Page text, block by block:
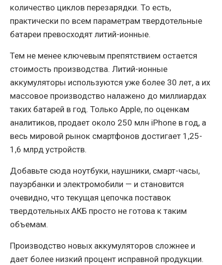
количество циклов перезарядки. То есть,
практически по всем параметрам твердотельные
батареи превосходят литий-ионные.
Тем не менее ключевым препятствием остается
стоимость производства. Литий-ионные
аккумуляторы используются уже более 30 лет, а их
массовое производство налажено до миллиардах
таких батарей в год. Только Apple, по оценкам
аналитиков, продает около 250 млн iPhone в год, а
весь мировой рынок смартфонов достигает 1,25-
1,6 млрд устройств.
Добавьте сюда ноутбуки, наушники, смарт-часы,
пауэрбанки и электромобили — и становится
очевидно, что текущая цепочка поставок
твердотельных АКБ просто не готова к таким
объемам.
Производство новых аккумуляторов сложнее и
дает более низкий процент исправной продукции.